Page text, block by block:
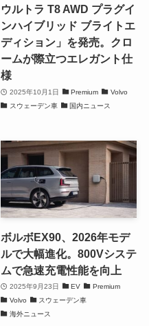
ウルトラ T8 AWD プラグイ
ンハイブリッド ブライトエ
ディション」を発売。クロ
ームが際立つエレガント仕
様
2025年10月1日 Premium
Volvo
スウェーデン車
国内ニュース
ボルボEX90、2026年モデ
ルで大幅進化。800Vシステ
ムで急速充電性能を向上
2025年9月23日 EV
Premium
Volvo
スウェーデン車
海外ニュース